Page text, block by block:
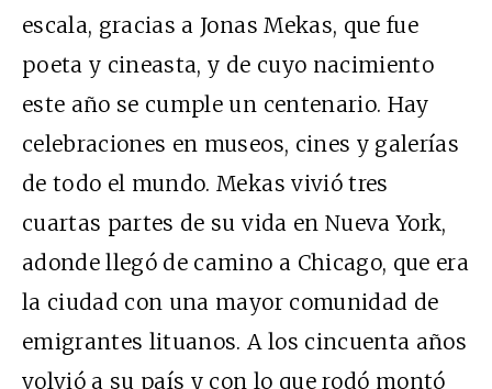
escala, gracias a Jonas Mekas, que fue
poeta y cineasta, y de cuyo nacimiento
este año se cumple un centenario. Hay
celebraciones en museos, cines y galerías
de todo el mundo. Mekas vivió tres
cuartas partes de su vida en Nueva York,
adonde llegó de camino a Chicago, que era
la ciudad con una mayor comunidad de
emigrantes lituanos. A los cincuenta años
volvió a su país y con lo que rodó montó